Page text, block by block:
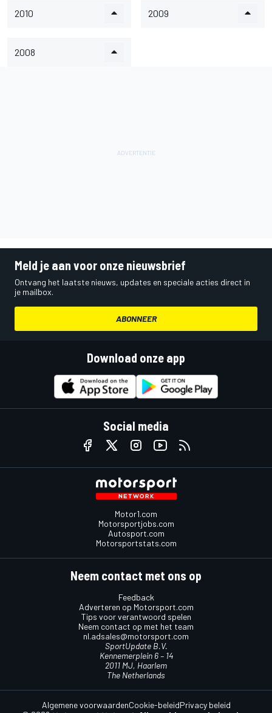
2010 2009
2008
Meld je aan voor onze nieuwsbrief
Ontvang het laatste nieuws, updates en speciale acties direct in
je mailbox.
ABONNEER
Download onze app
Social media
Motor1.com
Motorsportjobs.com
Autosport.com
Motorsportstats.com
Neem contact met ons op
Feedback
Adverteren op Motorsport.com
Tips voor verantwoord spelen
Neem contact op met het team
nl.adsales@motorsport.com
SportUpdate B.V.
Kennemerplein 6 – 14
2011 MJ, Haarlem
The Netherlands
Algemene voorwaardenCookie-beleidPrivacy beleid